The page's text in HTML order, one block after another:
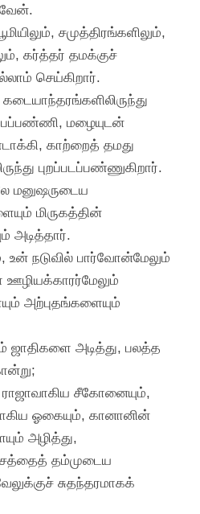
சமுத்திரங்களிலும்,
கர்த்தர் தமக்குச்
செய்கிறார்.
மழையுடன்
காற்றைத் தமது
புறப்படப்பண்ணுகிறார்.
மனுஷருடைய
மிருகத்தின்
அடித்தார்.
உன் நடுவில் பார்வோன்மேலும்
அற்புதங்களையும்
ஜாதிகளை அடித்து, பலத்த
ராஜாவாகிய சீகோனையும்,
ஓகையும், கானானின்
அழித்து,
தம்முடைய
சுதந்தரமாகக்